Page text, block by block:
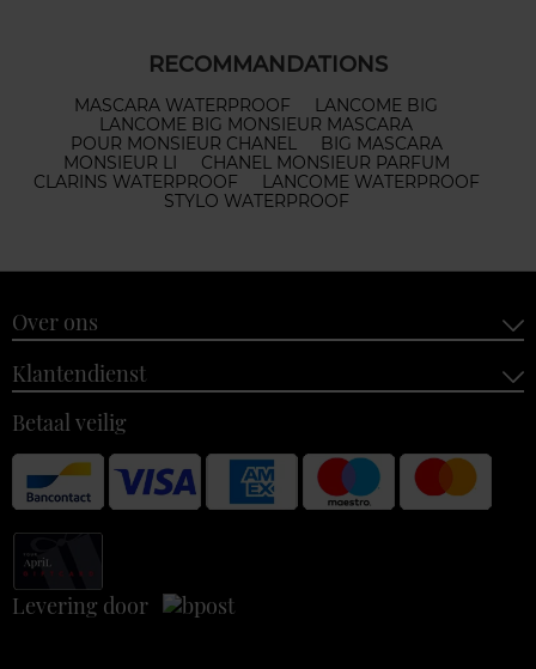
RECOMMANDATIONS
MASCARA WATERPROOF
LANCOME BIG
LANCOME BIG MONSIEUR MASCARA
POUR MONSIEUR CHANEL
BIG MASCARA
MONSIEUR LI
CHANEL MONSIEUR PARFUM
CLARINS WATERPROOF
LANCOME WATERPROOF
STYLO WATERPROOF
Over ons
Klantendienst
Betaal veilig
Levering door